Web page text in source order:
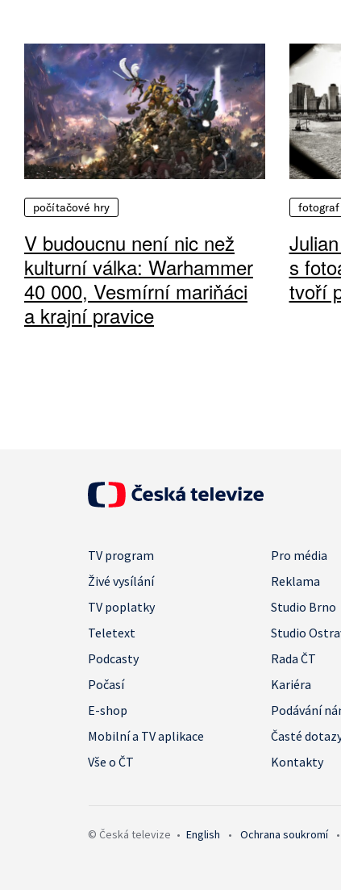
počítačové hry
V budoucnu není nic než
kulturní válka: Warhammer
40 000, Vesmírní mariňáci
a krajní pravice
s
tvoří
TV program
Pro média
Živé vysílání
Reklama
TV poplatky
Studio Brno
Teletext
Studio
Podcasty
Rada ČT
Počasí
Kariéra
E-shop
Podávání
Mobilní a TV aplikace
Časté
Vše o ČT
Kontakty
© Česká televize • English • Ochrana soukromí •